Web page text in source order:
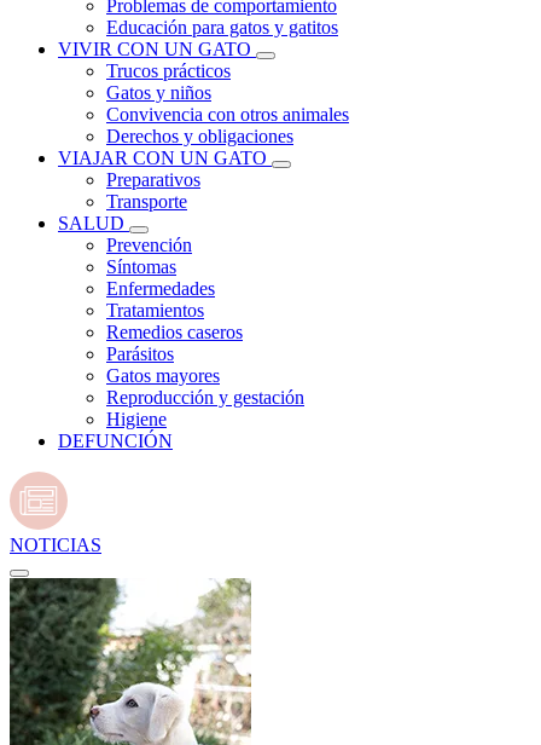
Problemas de comportamiento
Educación para gatos y gatitos
VIVIR CON UN GATO
Trucos prácticos
Gatos y niños
Convivencia con otros animales
Derechos y obligaciones
VIAJAR CON UN GATO
Preparativos
Transporte
SALUD
Prevención
Síntomas
Enfermedades
Tratamientos
Remedios caseros
Parásitos
Gatos mayores
Reproducción y gestación
Higiene
DEFUNCIÓN
NOTICIAS